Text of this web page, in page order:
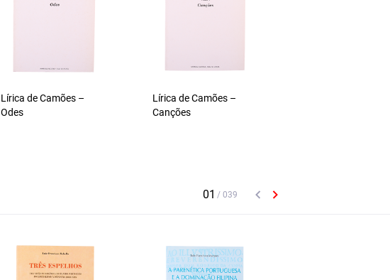
Lírica de Camões –
Odes
Lírica de Camões –
Canções